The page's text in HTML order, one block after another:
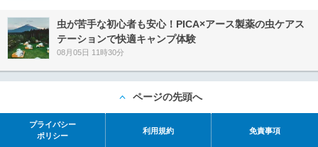
虫が苦手な初心者も安心！PICA×アース製薬の虫ケアス
テーションで快適キャンプ体験
08月05日 11時30分
ページの先頭へ
プライバシー
ポリシー
利用規約 免責事項